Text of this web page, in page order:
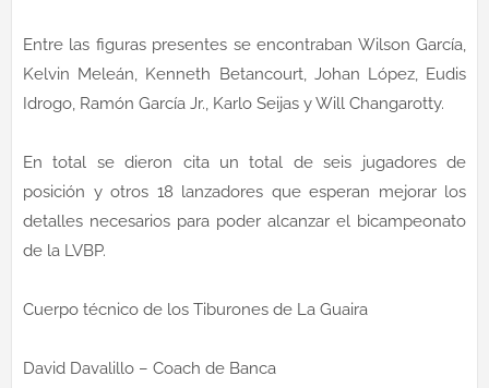
Entre las figuras presentes se encontraban Wilson García,
Kelvin Meleán, Kenneth Betancourt, Johan López, Eudis
Idrogo, Ramón García Jr., Karlo Seijas y Will Changarotty.
En total se dieron cita un total de seis jugadores de
posición y otros 18 lanzadores que esperan mejorar los
detalles necesarios para poder alcanzar el bicampeonato
de la LVBP.
Cuerpo técnico de los Tiburones de La Guaira
David Davalillo – Coach de Banca